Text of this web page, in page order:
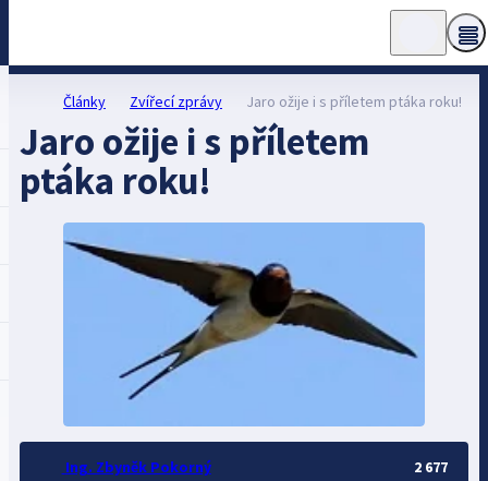
Články Zvířecí zprávy Jaro ožije i s příletem ptáka roku!
Jaro ožije i s příletem
ptáka roku!
Ing. Zbyněk Pokorný
2 677